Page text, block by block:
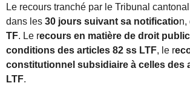
Le recours tranché par le Tribunal
dans les 30 jours suivant sa notification,
TF. Le recours en matière de droit
conditions des articles 82 ss LTF, le r
constitutionnel subsidiaire à celles des
LTF.